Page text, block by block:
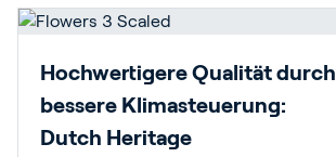
Hochwertigere Qualität durch
bessere Klimasteuerung:
Dutch Heritage